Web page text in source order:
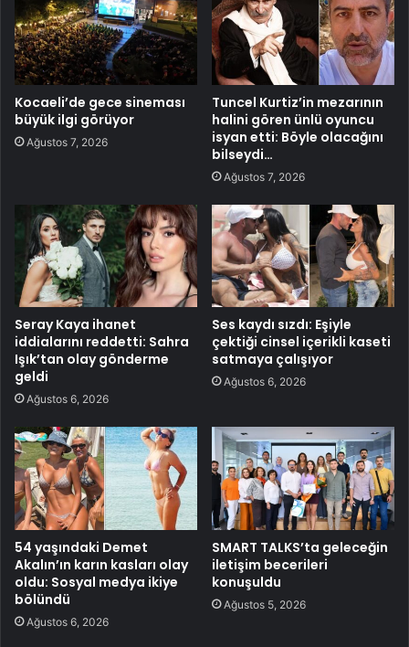
Kocaeli’de gece sineması
büyük ilgi görüyor
Ağustos 7, 2026
Tuncel Kurtiz’in mezarının
halini gören ünlü oyuncu
isyan etti: Böyle olacağını
bilseydi…
Ağustos 7, 2026
Seray Kaya ihanet
iddialarını reddetti: Sahra
Işık’tan olay gönderme
geldi
Ağustos 6, 2026
Ses kaydı sızdı: Eşiyle
çektiği cinsel içerikli kaseti
satmaya çalışıyor
Ağustos 6, 2026
54 yaşındaki Demet
Akalın’ın karın kasları olay
oldu: Sosyal medya ikiye
bölündü
Ağustos 6, 2026
SMART TALKS’ta geleceğin
iletişim becerileri
konuşuldu
Ağustos 5, 2026